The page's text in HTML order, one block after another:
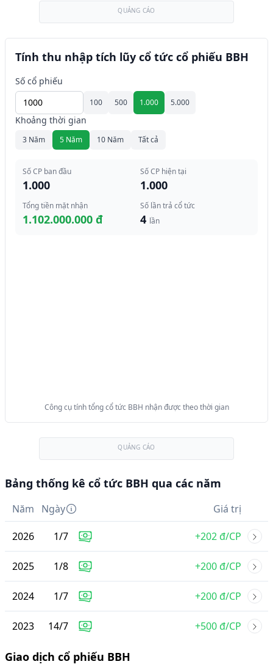
QUẢNG CÁO
Tính thu nhập tích lũy cổ tức cổ phiếu BBH
Số cổ phiếu
100 500 1.000 5.000
Khoảng thời gian
3 Năm 5 Năm 10 Năm Tất cả
Số CP ban đầu
1.000
Số CP hiện tại
1.000
Tổng tiền mặt nhận
1.102.000.000 đ
Số lần trả cổ tức
4 lần
Công cụ tính tổng cổ tức BBH nhận được theo thời gian
QUẢNG CÁO
Bảng thống kê cổ tức BBH qua các năm
Năm Ngày Giá trị
2026 1/7 +202 đ/CP
2025 1/8 +200 đ/CP
2024 1/7 +200 đ/CP
2023 14/7 +500 đ/CP
Giao dịch cổ phiếu BBH